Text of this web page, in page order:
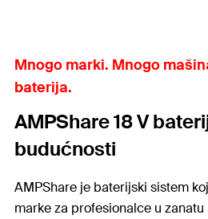
Mnogo marki. Mnogo
baterija.
AMPShare 18 V
budućnosti
AMPShare je baterijski sistem
marke za profesionalce u